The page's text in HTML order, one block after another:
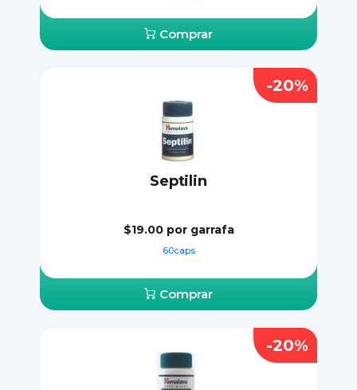
Comprar
Septilin
$19.00 por garrafa
60caps
Comprar
-20%
-20%